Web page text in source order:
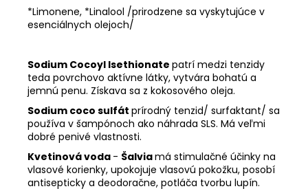
*Limonene, *Linalool /prirodzene sa vyskytujúce v
esenciálnych olejoch/
Sodium Cocoyl Isethionate patrí medzi tenzidy
teda povrchovo aktívne látky, vytvára bohatú a
jemnú penu. Získava sa z kokosového oleja.
Sodium coco sulfát prírodný tenzid/ surfaktant/ sa
používa v šampónoch ako náhrada SLS. Má veľmi
dobré penivé vlastnosti.
Kvetinová voda - Šalviamá stimulačné účinky na
vlasové korienky, upokojuje vlasovú pokožku, posobí
antisepticky a deodoračne, potláča tvorbu lupín.